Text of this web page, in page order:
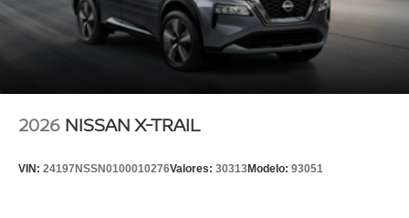
2026 NISSAN X-TRAIL
VIN: 24197NSSN0100010276Valores: 30313Modelo: 93051